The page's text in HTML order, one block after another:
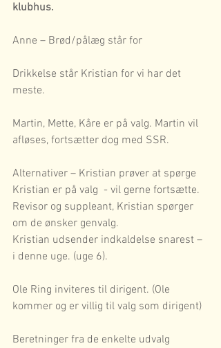
klubhus.
Anne – Brød/pålæg står for
Drikkelse står Kristian for vi har det
meste.
Martin, Mette, Kåre er på valg. Martin vil
afløses, fortsætter dog med SSR.
Alternativer – Kristian prøver at spørge
Kristian er på valg  - vil gerne fortsætte.
Revisor og suppleant, Kristian spørger
om de ønsker genvalg.
Kristian udsender indkaldelse snarest –
i denne uge. (uge 6).
Ole Ring inviteres til dirigent. (Ole
kommer og er villig til valg som dirigent)
Beretninger fra de enkelte udvalg